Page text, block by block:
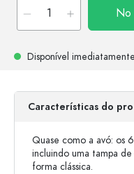
No
Disponível
Características do
Quase como a avó: os
incluindo uma tampa
forma clássica.